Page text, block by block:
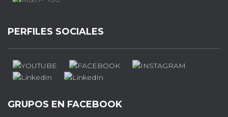
PERFILES SOCIALES
GRUPOS EN FACEBOOK